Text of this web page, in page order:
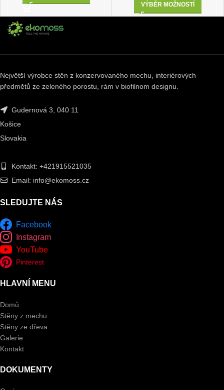
VÝBĚR MOŽNOSTÍ
Největší výrobce stěn z konzervovaného mechu, interiérových
předmětů ze zeleného porostu, rám v biofilnom designu.
Gudernová 3, 040 11
Košice
Slovakia
Kontakt: +421915521035
Email: info@ekomoss.cz
SLEDUJTE NÁS
Facebook
Instagram
YouTube
Pinterest
HLAVNÍ MENU
Domů
Stěny z mechu
Stěny ze dřeva
Galerie
Kontakt
DOKUMENTY